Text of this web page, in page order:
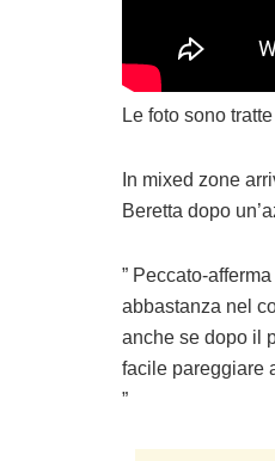
Le foto sono
In mixed zone
Beretta dopo
” Peccato-
abbastanza nel
anche se dopo il
facile pareggiare
”